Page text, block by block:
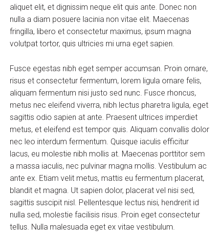
aliquet elit, et dignissim neque elit quis ante. Donec non
nulla a diam posuere lacinia non vitae elit. Maecenas
fringilla, libero et consectetur maximus, ipsum magna
volutpat tortor, quis ultricies mi urna eget sapien.
Fusce egestas nibh eget semper accumsan. Proin ornare,
risus et consectetur fermentum, lorem ligula ornare felis,
aliquam fermentum nisi justo sed nunc. Fusce rhoncus,
metus nec eleifend viverra, nibh lectus pharetra ligula, eget
sagittis odio sapien at ante. Praesent ultrices imperdiet
metus, et eleifend est tempor quis. Aliquam convallis dolor
nec leo interdum fermentum. Quisque iaculis efficitur
lacus, eu molestie nibh mollis at. Maecenas porttitor sem
a massa iaculis, nec pulvinar magna mollis. Vestibulum ac
ante ex. Etiam velit metus, mattis eu fermentum placerat,
blandit et magna. Ut sapien dolor, placerat vel nisi sed,
sagittis suscipit nisl. Pellentesque lectus nisi, hendrerit id
nulla sed, molestie facilisis risus. Proin eget consectetur
tellus. Nulla malesuada eget ex vitae vestibulum.